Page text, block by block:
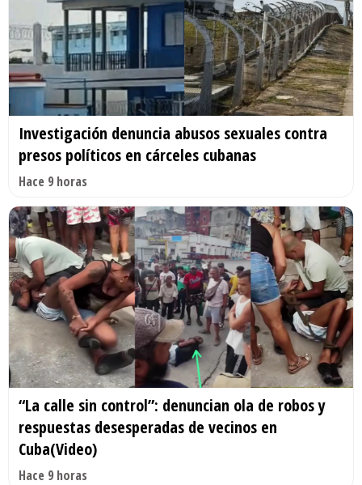
Investigación denuncia abusos sexuales contra
presos políticos en cárceles cubanas
Hace 9 horas
“La calle sin control”: denuncian ola de robos y
respuestas desesperadas de vecinos en
Cuba(Video)
Hace 9 horas